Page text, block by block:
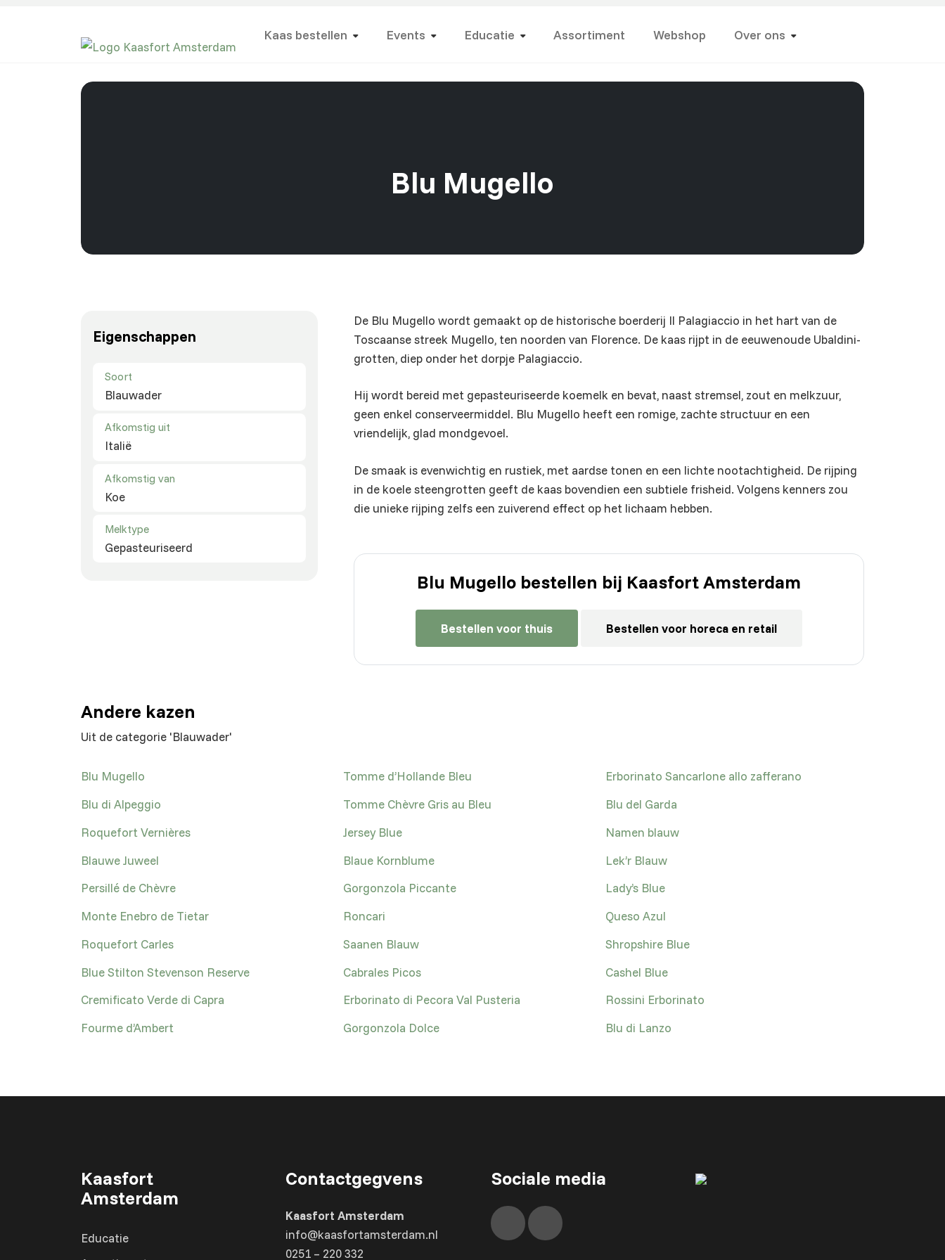
Kaas bestellen Events Educatie Assortiment Webshop Over ons
Blu Mugello
Eigenschappen
Soort
Blauwader
Afkomstig uit
Italië
Afkomstig van
Koe
Melktype
Gepasteuriseerd
De Blu Mugello wordt gemaakt op de historische boerderij Il Palagiaccio in het hart van de
Toscaanse streek Mugello, ten noorden van Florence. De kaas rijpt in de eeuwenoude Ubaldini-
grotten, diep onder het dorpje Palagiaccio.
Hij wordt bereid met gepasteuriseerde koemelk en bevat, naast stremsel, zout en melkzuur,
geen enkel conserveermiddel. Blu Mugello heeft een romige, zachte structuur en een
vriendelijk, glad mondgevoel.
De smaak is evenwichtig en rustiek, met aardse tonen en een lichte nootachtigheid. De rijping
in de koele steengrotten geeft de kaas bovendien een subtiele frisheid. Volgens kenners zou
die unieke rijping zelfs een zuiverend effect op het lichaam hebben.
Blu Mugello bestellen bij Kaasfort Amsterdam
Bestellen voor thuis Bestellen voor horeca en retail
Andere kazen
Uit de categorie 'Blauwader'
Blu Mugello Tomme d’Hollande Bleu
Erborinato Sancarlone allo zafferano
Blu di Alpeggio
Tomme Chèvre Gris au Bleu
Blu del Garda
Roquefort Vernières
Jersey Blue
Namen blauw
Blauwe Juweel
Blaue Kornblume
Lek’r Blauw
Persillé de Chèvre
Gorgonzola Piccante
Lady’s Blue
Monte Enebro de Tietar
Roncari
Queso Azul
Roquefort Carles
Saanen Blauw
Shropshire Blue
Blue Stilton Stevenson Reserve
Cabrales Picos
Cashel Blue
Cremificato Verde di Capra
Erborinato di Pecora Val Pusteria
Rossini Erborinato
Fourme d’Ambert
Gorgonzola Dolce Blu di Lanzo
Kaasfort
Amsterdam
Educatie
Contactgegvens
Kaasfort Amsterdam
info@kaasfortamsterdam.nl
0251 – 220 332
Sociale media